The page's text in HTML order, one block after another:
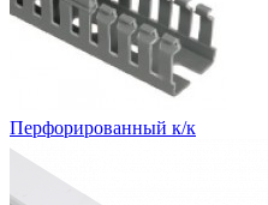
Перфорированный к/к